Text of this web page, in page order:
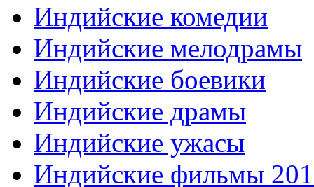
Индийские комедии
Индийские мелодрамы
Индийские боевики
Индийские драмы
Индийские ужасы
Индийские фильмы